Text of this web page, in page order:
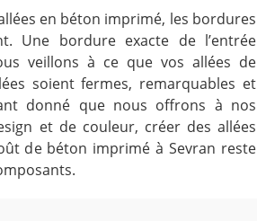
en béton imprimé, les bordures
Une bordure exacte de l’entrée
veillons à ce que vos allées de
soient fermes, remarquables et
donné que nous offrons à nos
et de couleur, créer des allées
de béton imprimé à Sevran reste